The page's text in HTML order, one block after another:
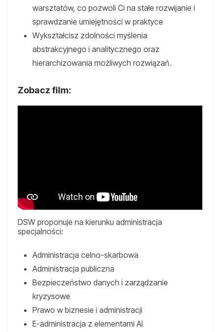
warsztatów, co pozwoli Ci na stałe rozwijanie i
sprawdzanie umiejętności w praktyce
Wykształcisz zdolności myślenia
abstrakcyjnego i analitycznego oraz
hierarchizowania możliwych rozwiązań.
Zobacz film:
DSW proponuje na kierunku administracja
specjalności:
Administracja celno-skarbowa
Administracja publiczna
Bezpieczeństwo danych i zarządzanie
kryzysowe
Prawo w biznesie i administracji
E-administracja z elementami AI